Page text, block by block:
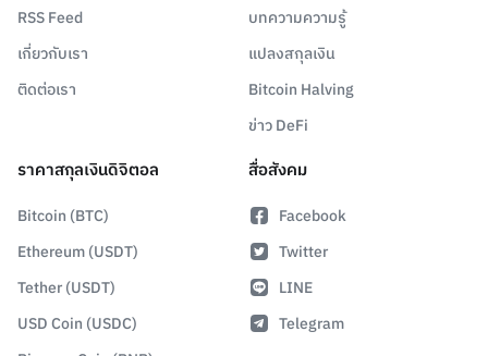
RSS Feed
เกี่ยวกับเรา
ติดต่อเรา
บทความความรู้
แปลงสกุลเงิน
Bitcoin Halving
ข่าว DeFi
ราคาสกุลเงินดิจิตอล
Bitcoin (BTC)
Ethereum (USDT)
Tether (USDT)
USD Coin (USDC)
สื่อสังคม
Facebook
Twitter
LINE
Telegram